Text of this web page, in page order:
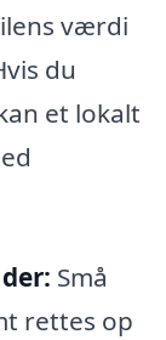
værdi
du
et lokalt
Små
rettes op